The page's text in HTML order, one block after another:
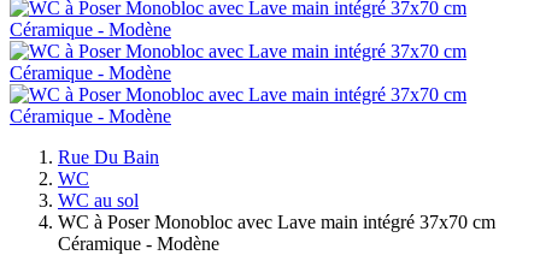
Rue Du Bain
WC
WC au sol
WC à Poser Monobloc avec Lave main intégré 37x70 cm
Céramique - Modène